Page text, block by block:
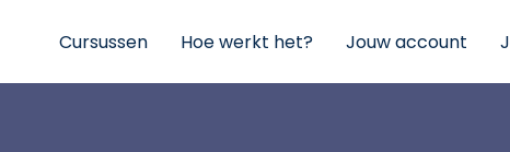
Cursussen Hoe werkt het? Jouw account